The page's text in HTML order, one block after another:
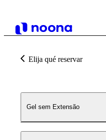
Elija qué reservar
Gel sem Extensão